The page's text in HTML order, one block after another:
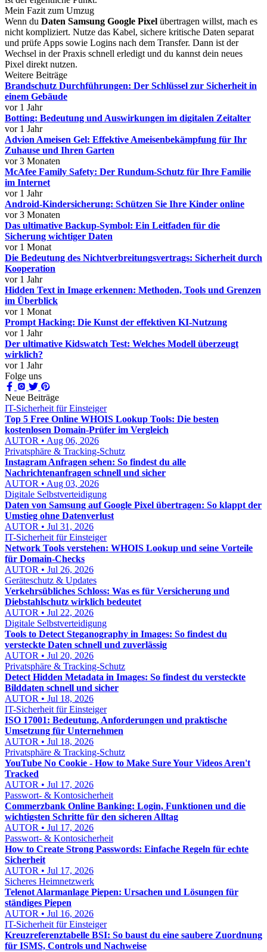
Mein Fazit zum Umzug
Wenn du Daten Samsung Google Pixel übertragen willst, mach es
nicht kompliziert. Nutze das Kabel, sichere kritische Daten separat
und prüfe Apps sowie Logins nach dem Transfer. Dann ist der
Wechsel in der Praxis schnell erledigt und du kannst dein neues
Pixel direkt nutzen.
Weitere Beiträge
Brandschutz Durchführungen: Der Schlüssel zur Sicherheit in
einem Gebäude
vor 1 Jahr
Botting: Bedeutung und Auswirkungen im digitalen Zeitalter
vor 1 Jahr
Advion Ameisen Gel: Effektive Ameisenbekämpfung für Ihr
Zuhause und Ihren Garten
vor 3 Monaten
McAfee Family Safety: Der Rundum-Schutz für Ihre Familie
im Internet
vor 1 Jahr
Android-Kindersicherung: Schützen Sie Ihre Kinder online
vor 3 Monaten
Das ultimative Backup-Symbol: Ein Leitfaden für die
Sicherung wichtiger Daten
vor 1 Monat
Die Bedeutung des Nichtverbreitungsvertrags: Sicherheit durch
Kooperation
vor 1 Jahr
Hidden Text in Image erkennen: Methoden, Tools und Grenzen
im Überblick
vor 1 Monat
Prompt Hacking: Die Kunst der effektiven KI-Nutzung
vor 1 Jahr
Der ultimative Kidswatch Test: Welches Modell überzeugt
wirklich?
vor 1 Jahr
Folge uns
Neue Beiträge
IT-Sicherheit für Einsteiger
Top 5 Free Online WHOIS Lookup Tools: Die besten
kostenlosen Domain-Prüfer im Vergleich
AUTOR • Aug 06, 2026
Privatsphäre & Tracking-Schutz
Instagram Anfragen sehen: So findest du alle
Nachrichtenanfragen schnell und sicher
AUTOR • Aug 03, 2026
Digitale Selbstverteidigung
Daten von Samsung auf Google Pixel übertragen: So klappt der
Umstieg ohne Datenverlust
AUTOR • Jul 31, 2026
IT-Sicherheit für Einsteiger
Network Tools verstehen: WHOIS Lookup und seine Vorteile
für Domain-Checks
AUTOR • Jul 26, 2026
Geräteschutz & Updates
Verkehrsübliches Schloss: Was es für Versicherung und
Diebstahlschutz wirklich bedeutet
AUTOR • Jul 22, 2026
Digitale Selbstverteidigung
Tools to Detect Steganography in Images: So findest du
versteckte Daten schnell und zuverlässig
AUTOR • Jul 20, 2026
Privatsphäre & Tracking-Schutz
Detect Hidden Metadata in Images: So findest du versteckte
Bilddaten schnell und sicher
AUTOR • Jul 18, 2026
IT-Sicherheit für Einsteiger
ISO 17001: Bedeutung, Anforderungen und praktische
Umsetzung für Unternehmen
AUTOR • Jul 18, 2026
Privatsphäre & Tracking-Schutz
YouTube No Cookie - How to Make Sure Your Videos Aren't
Tracked
AUTOR • Jul 17, 2026
Passwort- & Kontosicherheit
Commerzbank Online Banking: Login, Funktionen und die
wichtigsten Schritte für den sicheren Alltag
AUTOR • Jul 17, 2026
Passwort- & Kontosicherheit
How to Create Strong Passwords: Einfache Regeln für echte
Sicherheit
AUTOR • Jul 17, 2026
Sicheres Heimnetzwerk
Telenot Alarmanlage Piepen: Ursachen und Lösungen für
ständiges Piepen
AUTOR • Jul 16, 2026
IT-Sicherheit für Einsteiger
Kreuzreferenztabelle BSI: So baust du eine saubere Zuordnung
für ISMS, Controls und Nachweise